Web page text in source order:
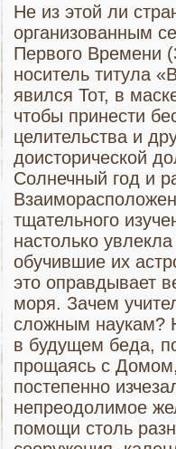
Не из этой ли
организованным
Первого Времени
носитель титула
явился Тот, в
чтобы принести
целительства и
доисторической
Солнечный год и
тщательного
настолько
обучившие их
это оправдывает
моря. Зачем
сложным наукам?
в будущем беда,
прощаясь с
постепенно
непреодолимое
помощи столь